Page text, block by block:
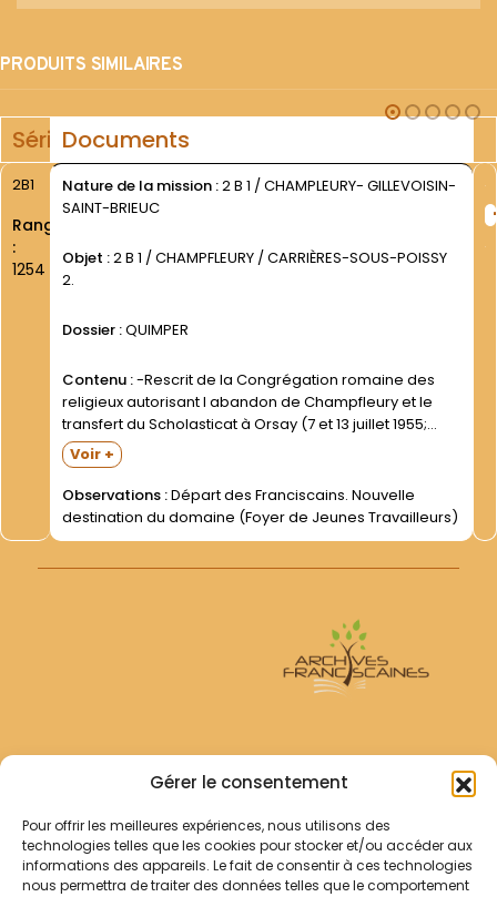
Gérer le consentement
Pour offrir les meilleures expériences, nous utilisons des
technologies telles que les cookies pour stocker et/ou accéder aux
informations des appareils. Le fait de consentir à ces technologies
nous permettra de traiter des données telles que le comportement
PRODUITS SIMILAIRES
SérieDocuments
2B1
Rang
:
1254
Nature de la mission :2 B 1 / CHAMPLEURY- GILLEVOISIN-
SAINT-BRIEUC
Objet :2 B 1 / CHAMPFLEURY / CARRIÈRES-SOUS-POISSY
2.
Dossier :QUIMPER
Contenu :-Rescrit de la Congrégation romaine des
religieux autorisant l abandon de Champfleury et le
transfert du Scholasticat à Orsay (7 et 13 juillet 1955;
copie dactylographiée) -Lettre du P. Achille DEGEEST-
Supérieur- demandant au Dr Martin la libération de la...
Voir +
Observations :Départ des Franciscains. Nouvelle
destination du domaine (Foyer de Jeunes Travailleurs)
Archives Franciscaines
RECHERCHER
Comment chercher ?
Les archives